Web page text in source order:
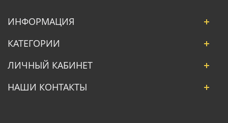
ИНФОРМАЦИЯ
КАТЕГОРИИ
ЛИЧНЫЙ КАБИНЕТ
НАШИ КОНТАКТЫ